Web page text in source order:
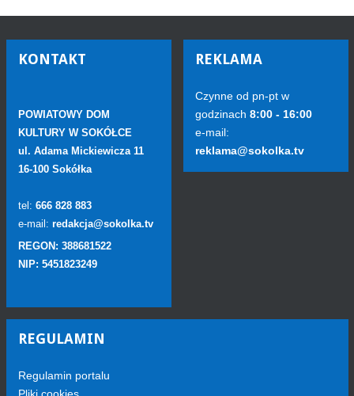
KONTAKT
POWIATOWY DOM
KULTURY W SOKÓŁCE
ul. Adama Mickiewicza 11
16-100 Sokółka
tel: 666 828 883
e-mail: redakcja@sokolka.tv
REGON: 388681522
NIP: 5451823249
REKLAMA
Czynne od pn-pt w
godzinach 8:00 - 16:00
e-mail:
reklama@sokolka.tv
REGULAMIN
Regulamin portalu